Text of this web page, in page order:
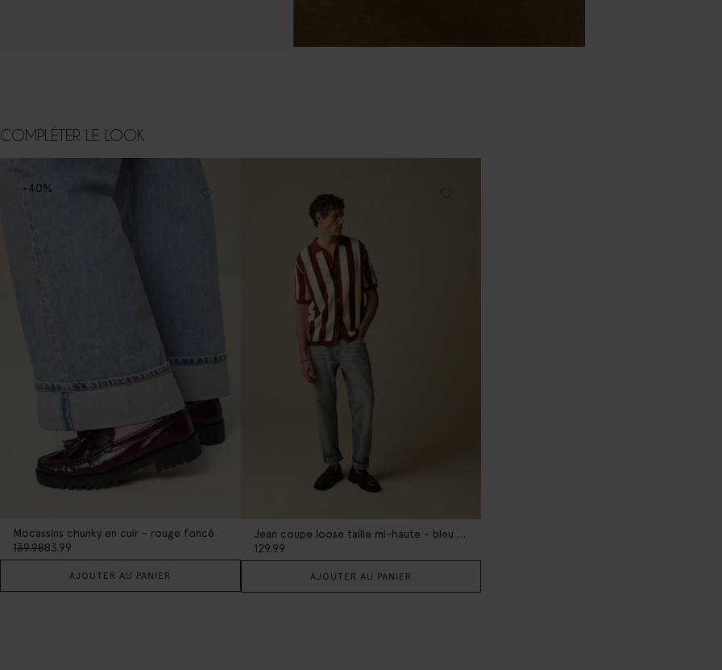
COMPLÉTER LE LOOK
Mocassins chunky en cuir - rouge foncé
139.9883.99
-40%
AJOUTER AU PANIER
Jean coupe loose taille mi-haute - bleu clair
129.99
AJOUTER AU PANIER